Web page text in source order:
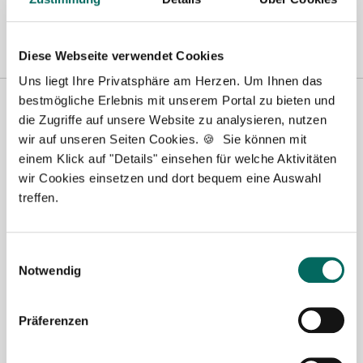
Diese Webseite verwendet Cookies
Uns liegt Ihre Privatsphäre am Herzen. Um Ihnen das
bestmögliche Erlebnis mit unserem Portal zu bieten und
die Zugriffe auf unsere Website zu analysieren, nutzen
wir auf unseren Seiten Cookies. 🍪 Sie können mit
einem Klick auf "Details" einsehen für welche Aktivitäten
wir Cookies einsetzen und dort bequem eine Auswahl
treffen.
Notwendig
Präferenzen
Robert Braun
Ansprechpartner
Ich unterstütze Sie gerne bei der Suche nach einer
Stelle als Apotheker (m|w|d), PTA oder PKA. Bei